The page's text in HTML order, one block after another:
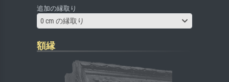
追加の縁取り
0 cm の縁取り
額縁